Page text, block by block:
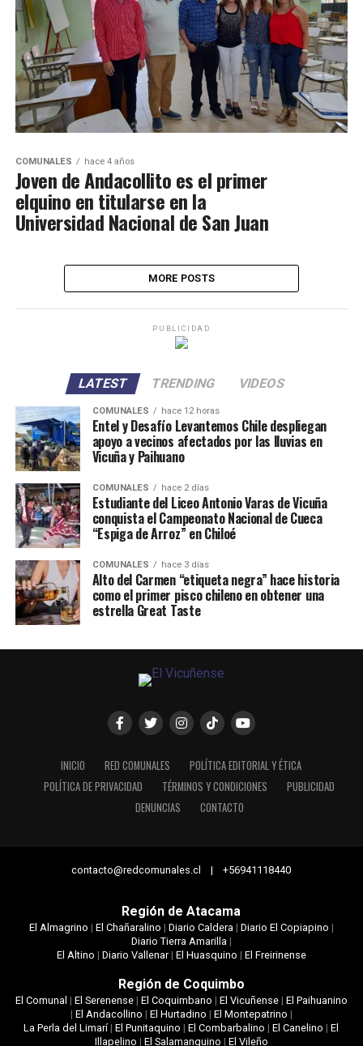
COMUNALES hace 4 años
Joven de Andacollito es el primer
elquino en titularse en la
Universidad Nacional de San Juan
MORE POSTS
PUBLICIDAD
LATEST TRENDING VIDEOS
COMUNALES hace 12 horas
Entel y Desafío Levantemos Chile despliegan
apoyo a vecinos afectados por las lluvias en
Vicuña y Paihuano
COMUNALES hace 2 días
Estudiante del Liceo Antonio Varas de Vicuña
conquista el Campeonato Nacional de Cueca
“Espiga de Arroz” en Chiloé
COMUNALES hace 3 días
Alto del Carmen “etiqueta negra” hace historia
como el primer pisco chileno en obtener una
estrella Great Taste
INICIO RED COMUNALES
POLÍTICA EDITORIAL Y ÉTICA
POLÍTICA DE PRIVACIDAD
TÉRMINOS Y CONDICIONES
PUBLICIDAD
DENUNCIAS
CONTACTO
contacto@redcomunales.cl | +56941118440
Región de Atacama
El Almagrino | El Chañaralino | Diario Caldera | Diario El Copiapino |
Diario Tierra Amarilla |
El Altino | Diario Vallenar| El Huasquino | El Freirinense
Región de Coquimbo
El Comunal | El Serenense| El Coquimbano | El Vicuñense| El Paihuanino
| El Andacollino | El Hurtadino | El Montepatrino |
La Perla del Limarí|El Punitaquino |El Combarbalino |El Canelino |El
Illapelino | El Salamanquino | El Vileño